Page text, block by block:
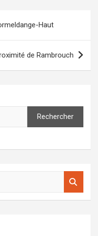
Haut
de Rambrouch
Rechercher